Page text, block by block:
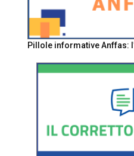
Pillole informative Anffas: